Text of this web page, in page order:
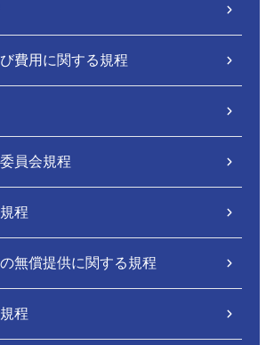
費用に関する規程
員会規程
程
無償提供に関する規程
程